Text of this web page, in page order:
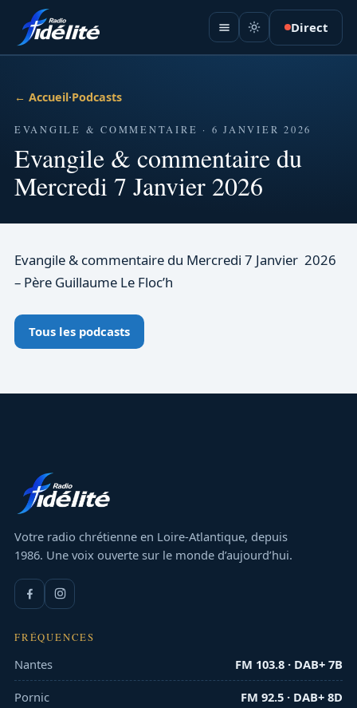
Direct
← Accueil·Podcasts
EVANGILE & COMMENTAIRE · 6 JANVIER 2026
Evangile & commentaire du
Mercredi 7 Janvier 2026
Evangile & commentaire du Mercredi 7 Janvier 2026
– Père Guillaume Le Floc’h
Tous les podcasts
Votre radio chrétienne en Loire-Atlantique, depuis
1986. Une voix ouverte sur le monde d’aujourd’hui.
FRÉQUENCES
Nantes FM 103.8 · DAB+ 7B
Pornic FM 92.5 · DAB+ 8D